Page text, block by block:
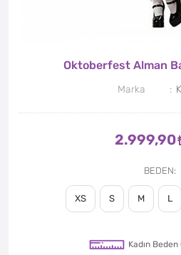
Oktoberfest Alman
Marka
2.999,90
BEDEN
XS S M L
Kadın